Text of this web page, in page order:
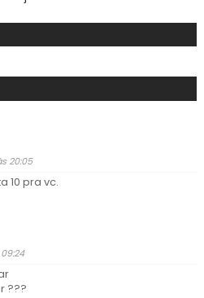
20:05
10 pra vc.
???